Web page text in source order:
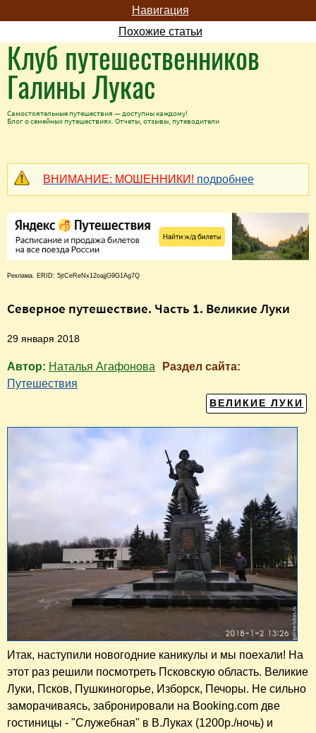
Навигация
Похожие статьи
Клуб путешественников
Галины Лукас
Самостоятельные путешествия — доступны каждому!
Блог о семейных путешествиях. Отчеты, отзывы, путеводители
ВНИМАНИЕ: МОШЕННИКИ! подробнее
Реклама. ERID: 5jtCeReNx12oajjG9G1Ag7Q
Северное путешествие. Часть 1. Великие Луки
29 января 2018
Автор: Наталья Агафонова
Раздел сайта:
Путешествия
ВЕЛИКИЕ ЛУКИ
Итак, наступили новогодние каникулы и мы поехали! На
этот раз решили посмотреть Псковскую область. Великие
Луки, Псков, Пушкиногорье, Изборск, Печоры. Не сильно
заморачиваясь, забронировали на Booking.com две
гостиницы - "Служебная" в В.Луках (1200р./ночь) и